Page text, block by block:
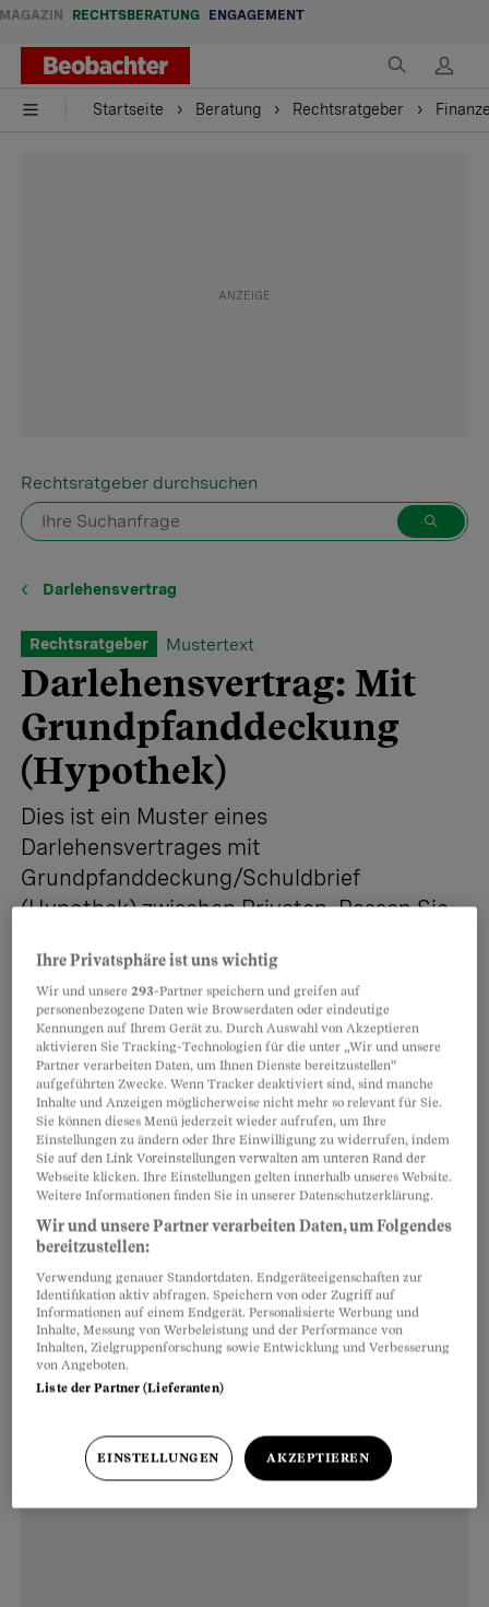
MAGAZIN RECHTSBERATUNG ENGAGEMENT
Startseite Beratung Rechtsratgeber
Rechtsratgeber durchsuchen
Darlehensvertrag
Rechtsratgeber Mustertext
Darlehensvertrag: Mit
Grundpfand­deckung
(Hypothek)
Dies ist ein Muster eines
Darlehensvertrages mit
Grundpfanddeckung/Schuldbrief
(Hypothek) zwischen Privaten. Passen Sie
an.
Teilen Merken
Artikel teilen
Dieser Mustervertrag zeigt Ihnen unter
anderem, …
Ihre Privatsphäre ist uns wichtig
Wir und unsere293-Partner speichern und greifen auf
personenbezogene Daten wie Browserdaten oder eindeutige
Kennungen auf Ihrem Gerät zu. Durch Auswahl von Akzeptieren
aktivieren Sie Tracking-Technologien für die unter „Wir und unsere
Partner verarbeiten Daten, um Ihnen Dienste bereitzustellen“
aufgeführten Zwecke. Wenn Tracker deaktiviert sind, sind manche
Inhalte und Anzeigen möglicherweise nicht mehr so relevant für Sie.
Sie können dieses Menü jederzeit wieder aufrufen, um Ihre
Einstellungen zu ändern oder Ihre Einwilligung zu widerrufen, indem
Sie auf den Link Voreinstellungen verwalten am unteren Rand der
Webseite klicken. Ihre Einstellungen gelten innerhalb unseres Website.
Weitere Informationen finden Sie in unserer Datenschutzerklärung.
Wir und unsere Partner verarbeiten Daten, um Folgendes
bereitzustellen:
Verwendung genauer Standortdaten. Endgeräteeigenschaften zur
Identifikation aktiv abfragen. Speichern von oder Zugriff auf
Informationen auf einem Endgerät. Personalisierte Werbung und
Inhalte, Messung von Werbeleistung und der Performance von
Inhalten, Zielgruppenforschung sowie Entwicklung und Verbesserung
von Angeboten.
Liste der Partner (Lieferanten)
EINSTELLUNGEN AKZEPTIEREN